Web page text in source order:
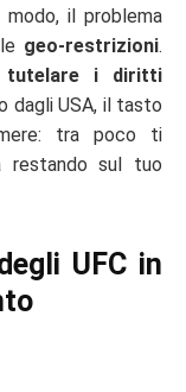
modo, il problema
geo-restrizioni.
tutelare i diritti
dagli USA, il tasto
tra poco ti
restando sul tuo
UFC in